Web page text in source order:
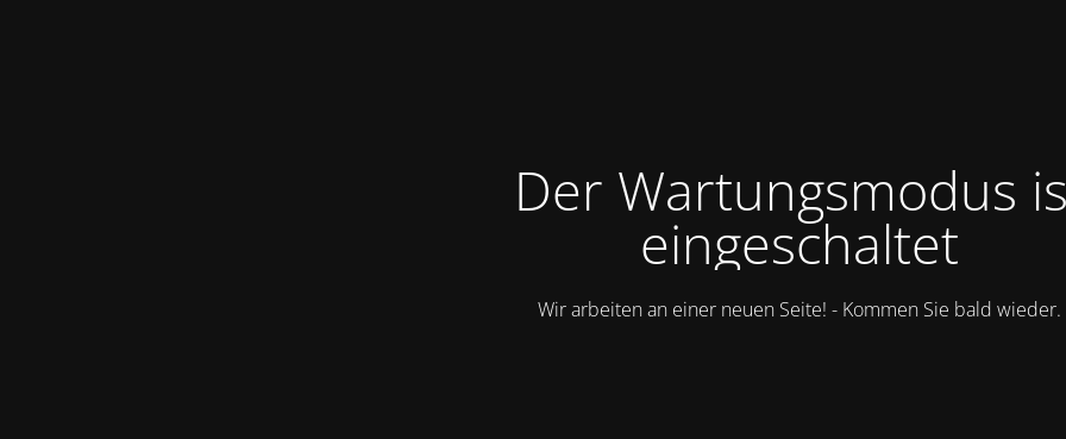
Der Wartungsmodus
eingeschaltet
Wir arbeiten an einer neuen Seite! - Kommen Sie bald wieder.